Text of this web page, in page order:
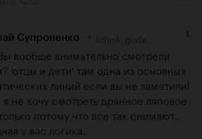
Супроненко 1
вообще внимательно смотрели
'отцы и дети' там одна из основных
линий если вы не заметили!
я не хочу смотреть дрянное ляповое
потому что все так снимают.
у вас логика.